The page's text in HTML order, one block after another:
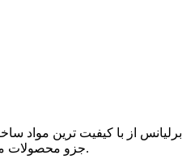
جزو محصولات مورد تایید خودروسازان می‌باشد.